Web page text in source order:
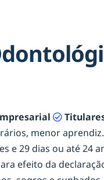
menor aprendiz.
29 dias ou até 24
efeito da